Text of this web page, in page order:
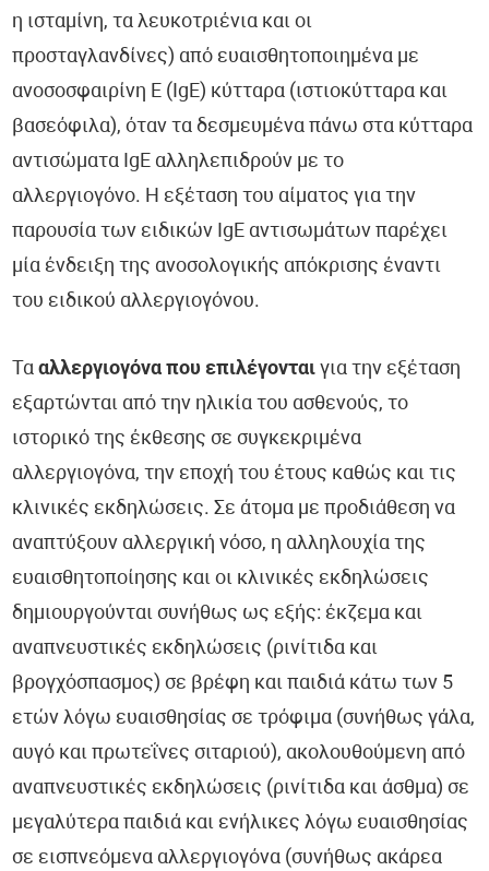
η ισταμίνη, τα λευκοτριένια και οι
προσταγλανδίνες) από ευαισθητοποιημένα με
ανοσοσφαιρίνη Ε (IgE) κύτταρα (ιστιοκύτταρα και
βασεόφιλα), όταν τα δεσμευμένα πάνω στα κύτταρα
αντισώματα IgE αλληλεπιδρούν με το
αλλεργιογόνο. Η εξέταση του αίματος για την
παρουσία των ειδικών IgE αντισωμάτων παρέχει
μία ένδειξη της ανοσολογικής απόκρισης έναντι
του ειδικού αλλεργιογόνου.
Τααλλεργιογόνα που επιλέγονται για την εξέταση
εξαρτώνται από την ηλικία του ασθενούς, το
ιστορικό της έκθεσης σε συγκεκριμένα
αλλεργιογόνα, την εποχή του έτους καθώς και τις
κλινικές εκδηλώσεις. Σε άτομα με προδιάθεση να
αναπτύξουν αλλεργική νόσο, η αλληλουχία της
ευαισθητοποίησης και οι κλινικές εκδηλώσεις
δημιουργούνται συνήθως ως εξής: έκζεμα και
αναπνευστικές εκδηλώσεις (ρινίτιδα και
βρογχόσπασμος) σε βρέφη και παιδιά κάτω των 5
ετών λόγω ευαισθησίας σε τρόφιμα (συνήθως γάλα,
αυγό και πρωτεΐνες σιταριού), ακολουθούμενη από
αναπνευστικές εκδηλώσεις (ρινίτιδα και άσθμα) σε
μεγαλύτερα παιδιά και ενήλικες λόγω ευαισθησίας
σε εισπνεόμενα αλλεργιογόνα (συνήθως ακάρεα